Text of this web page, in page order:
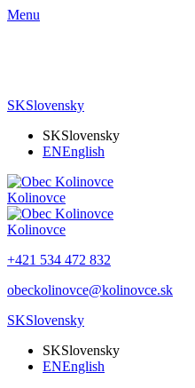
Menu
SKSlovensky
SKSlovensky
ENEnglish
Kolinovce
Kolinovce
+421 534 472 832
obeckolinovce@kolinovce.sk
SKSlovensky
SKSlovensky
ENEnglish